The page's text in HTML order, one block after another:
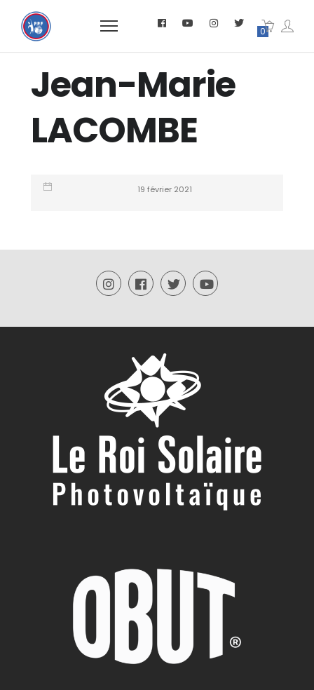
0
Jean-Marie
LACOMBE
19 février 2021